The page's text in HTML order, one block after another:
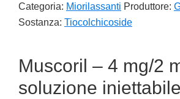
Categoria: Miorilassanti Produttore:
Sostanza: Tiocolchicoside
Muscoril – 4 mg/2
soluzione